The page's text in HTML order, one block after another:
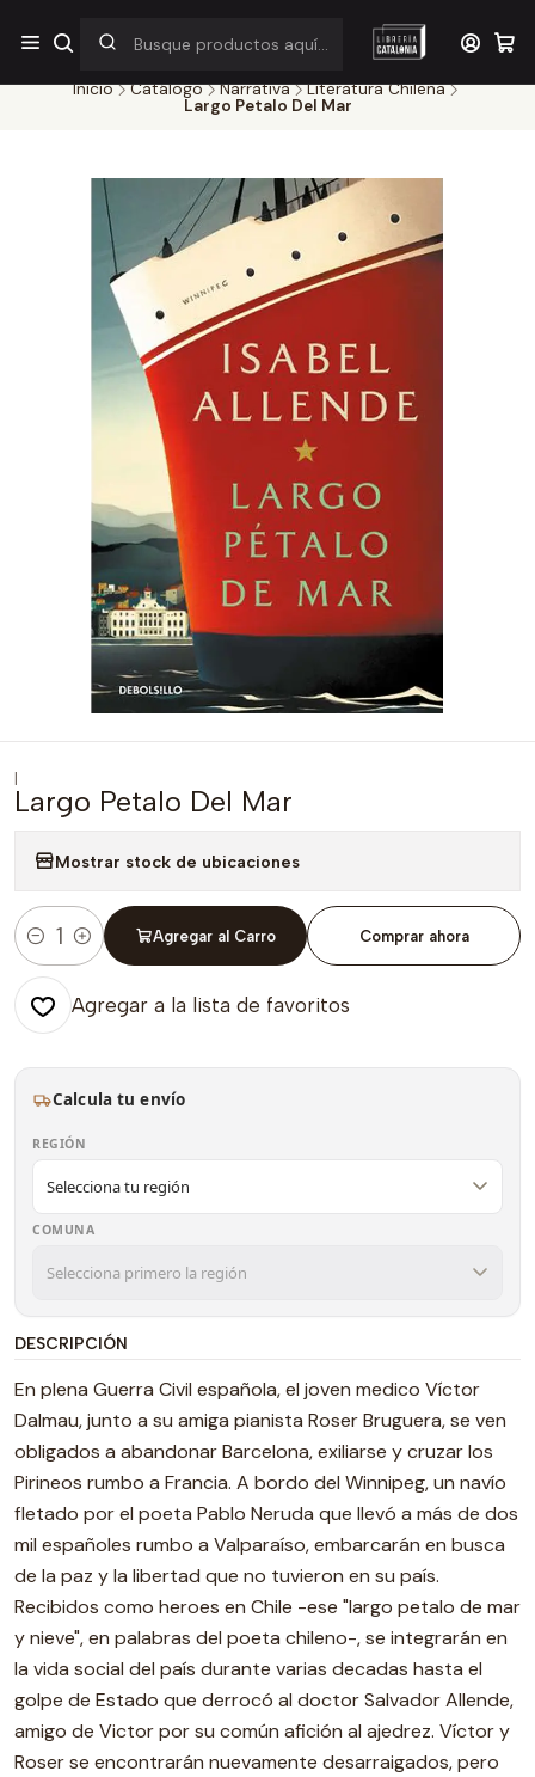
¡Por pocos días! Despacho a $1.000 en RM por compras sobre
$38.000
Inicio Catálogo Narrativa
Literatura Chilena
Largo Petalo Del Mar
|
Largo Petalo Del Mar
Mostrar stock de ubicaciones
Cantidad
Agregar al Carro Comprar ahora
Agregar a la lista de favoritos
Calcula tu envío
REGIÓN
COMUNA
DESCRIPCIÓN
En plena Guerra Civil española, el joven medico Víctor
Dalmau, junto a su amiga pianista Roser Bruguera, se ven
obligados a abandonar Barcelona, exiliarse y cruzar los
Pirineos rumbo a Francia. A bordo del Winnipeg, un navío
fletado por el poeta Pablo Neruda que llevó a más de dos
mil españoles rumbo a Valparaíso, embarcarán en busca
de la paz y la libertad que no tuvieron en su país.
Recibidos como heroes en Chile -ese "largo petalo de mar
y nieve", en palabras del poeta chileno-, se integrarán en
la vida social del país durante varias decadas hasta el
golpe de Estado que derrocó al doctor Salvador Allende,
amigo de Victor por su común afición al ajedrez. Víctor y
Roser se encontrarán nuevamente desarraigados, pero